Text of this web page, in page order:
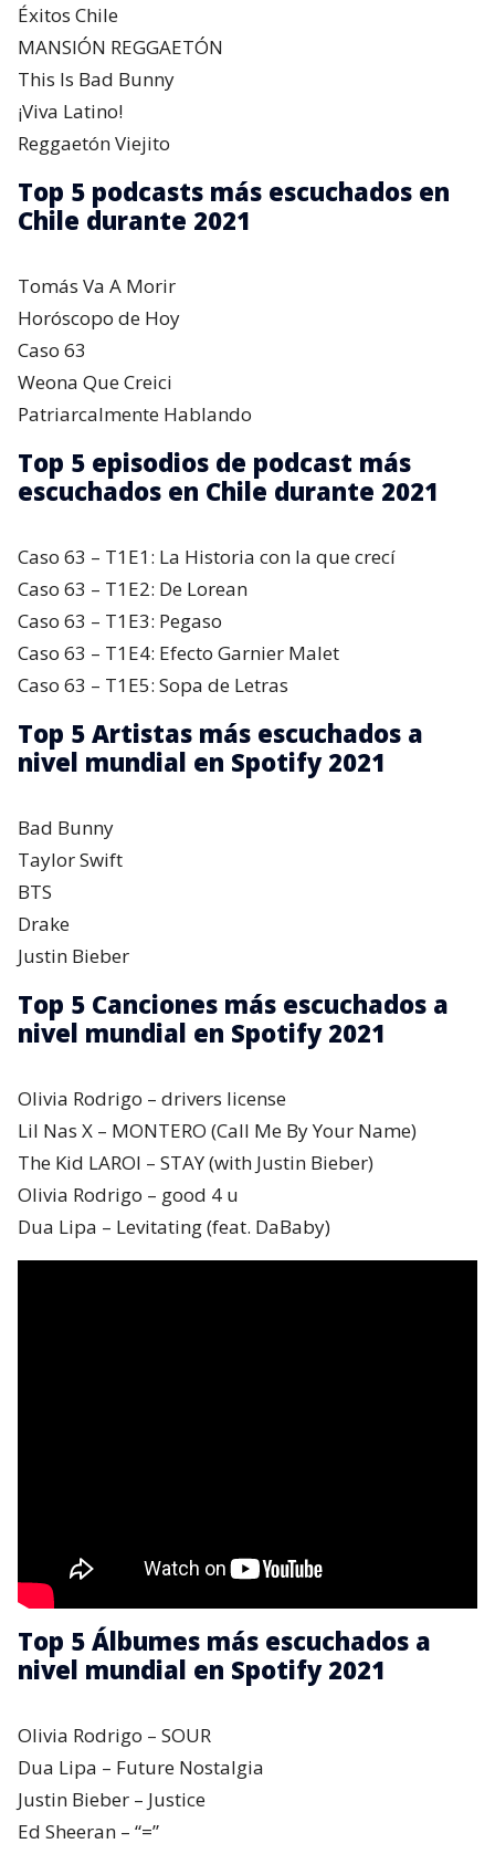
Éxitos Chile
MANSIÓN REGGAETÓN
This Is Bad Bunny
¡Viva Latino!
Reggaetón Viejito
Top 5 podcasts más escuchados en
Chile durante 2021
Tomás Va A Morir
Horóscopo de Hoy
Caso 63
Weona Que Creici
Patriarcalmente Hablando
Top 5 episodios de podcast más
escuchados en Chile durante 2021
Caso 63 – T1E1: La Historia con la que crecí
Caso 63 – T1E2: De Lorean
Caso 63 – T1E3: Pegaso
Caso 63 – T1E4: Efecto Garnier Malet
Caso 63 – T1E5: Sopa de Letras
Top 5 Artistas más escuchados a
nivel mundial en Spotify 2021
Bad Bunny
Taylor Swift
BTS
Drake
Justin Bieber
Top 5 Canciones más escuchados a
nivel mundial en Spotify 2021
Olivia Rodrigo – drivers license
Lil Nas X – MONTERO (Call Me By Your Name)
The Kid LAROI – STAY (with Justin Bieber)
Olivia Rodrigo – good 4 u
Dua Lipa – Levitating (feat. DaBaby)
Top 5 Álbumes más escuchados a
nivel mundial en Spotify 2021
Olivia Rodrigo – SOUR
Dua Lipa – Future Nostalgia
Justin Bieber – Justice
Ed Sheeran – “=”